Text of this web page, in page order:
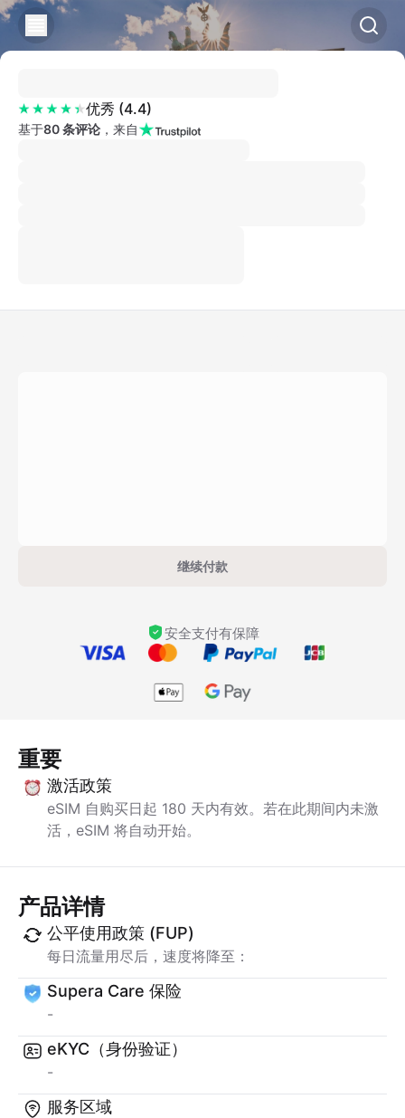
优秀 (4.4)
基于80 条评论 ，来自
继续付款
安全支付有保障
重要
激活政策
eSIM 自购买日起 180 天内有效。若在此期间内未激
活，eSIM 将自动开始。
产品详情
公平使用政策 (FUP)
每日流量用尽后，速度将降至：
Supera Care 保险
-
eKYC（身份验证）
-
服务区域